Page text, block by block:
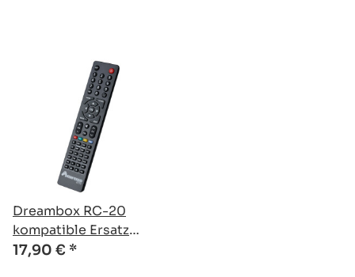
Dreambox RC-20
kompatible Ersatz
Fernbedienung
17,90 € *